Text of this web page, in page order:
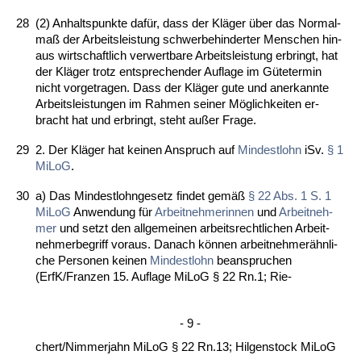
28 (2) An­halts­punk­te dafür, dass der Kläger über das Nor­mal­
maß der Ar­beits­leis­tung schwer­be­hin­der­ter Men­schen hin­
aus wirt­schaft­lich ver­wert­ba­re Ar­beits­leis­tung er­bringt, hat
der Kläger trotz ent­spre­chen­der Auf­la­ge im Güte­ter­min
nicht vor­ge­tra­gen. Dass der Kläger gu­te und an­er­kann­te
Ar­beits­leis­tun­gen im Rah­men sei­ner Möglich­kei­ten er­
bracht hat und er­bringt, steht außer Fra­ge.
29 2. Der Kläger hat kei­nen An­spruch auf Min­dest­lohn iSv. § 1
Mi­LoG.
30 a) Das Min­dest­l­ohn­ge­setz fin­det gemäß § 22 Abs. 1 S. 1
Mi­LoG An­wen­dung fürAr­beit­neh­me­rin­nen undAr­beit­neh­
mer und setzt den all­ge­mei­nen ar­beits­recht­li­chen Ar­beit­
neh­mer­be­griff vor­aus. Da­nach können ar­beit­neh­merähn­li­
che Per­so­nen kei­nen Min­dest­lohn be­an­spru­chen
(ErfK/Fran­zen 15. Auf­la­ge Mi­LoG § 22 Rn.1; Rie-
- 9 -
chert/Nim­mer­jahn Mi­LoG § 22 Rn.13; Hil­gen­stock Mi­LoG